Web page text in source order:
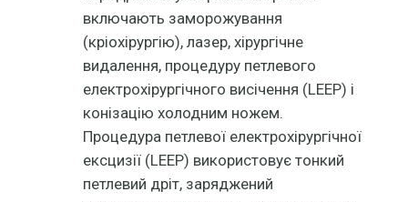
включають заморожування
(кріохірургію), лазер, хірургічне
видалення, процедуру петлевого
електрохірургічного висічення (LEEP) і
конізацію холодним ножем.
Процедура петлевої електрохірургічної
ексцизії (LEEP) використовує тонкий
петлевий дріт, заряджений